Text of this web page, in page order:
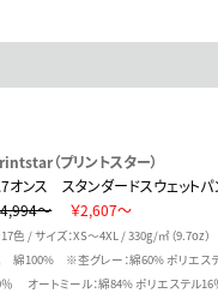
（プリントスター）
オンス スタンダードスウェットパ
4,994～
￥2,607～
色 / サイズ：XS～4XL / 330g/㎡（9.7oz
綿100% ※杢グレー：綿60% ポリエス
オートミール：綿84% ポリエステル16